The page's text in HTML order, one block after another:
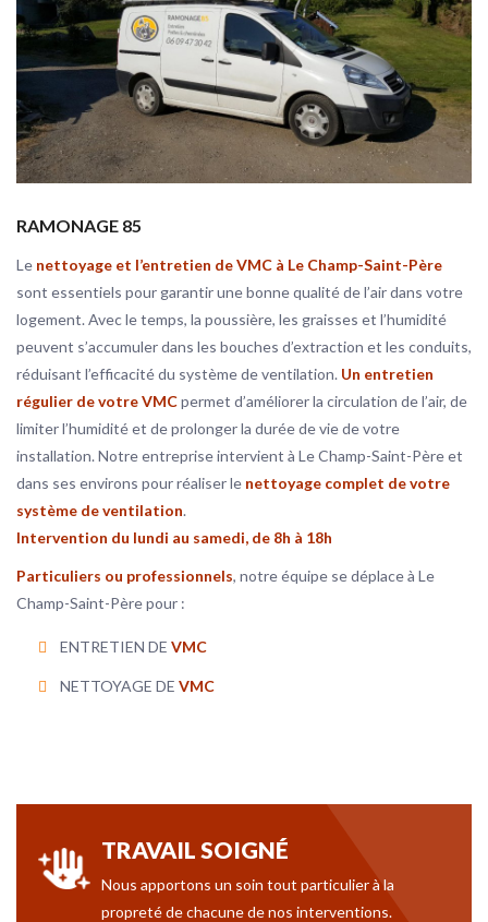
RAMONAGE 85
Le nettoyage et l’entretien de VMC à Le Champ-Saint-Père
sont essentiels pour garantir une bonne qualité de l’air dans votre
logement. Avec le temps, la poussière, les graisses et l’humidité
peuvent s’accumuler dans les bouches d’extraction et les conduits,
réduisant l’efficacité du système de ventilation. Un entretien
régulier de votre VMCpermet d’améliorer la circulation de l’air, de
limiter l’humidité et de prolonger la durée de vie de votre
installation. Notre entreprise intervient à Le Champ-Saint-Père et
dans ses environs pour réaliser le nettoyage complet de votre
système de ventilation.
Intervention du lundi au samedi, de 8h à 18h
Particuliers ou professionnels, notre équipe se déplace à Le
Champ-Saint-Père pour :
ENTRETIEN DE VMC
NETTOYAGE DE VMC
TRAVAIL SOIGNÉ
Nous apportons un soin tout particulier à la
propreté de chacune de nos interventions.